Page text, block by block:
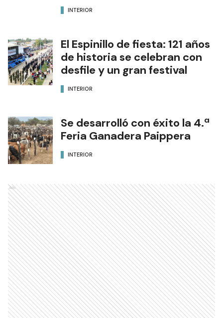
INTERIOR
El Espinillo de fiesta: 121 años
de historia se celebran con
desfile y un gran festival
INTERIOR
Se desarrolló con éxito la 4.ª
Feria Ganadera Paippera
INTERIOR
Ads